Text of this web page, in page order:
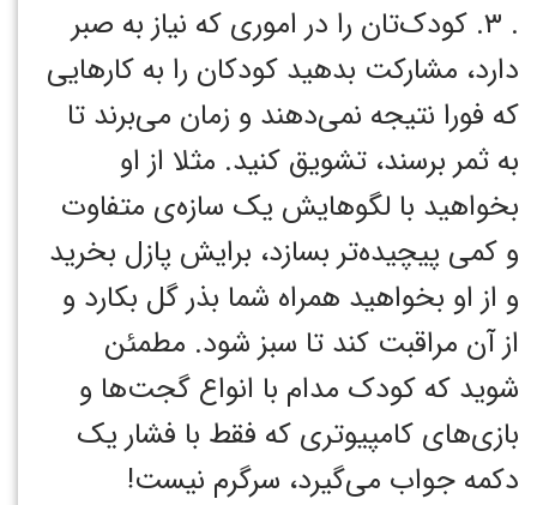
. ۳. کودک‌تان را در اموری که نیاز به صبر
دارد، مشارکت بدهید کودکان را به کارهایی
که فورا نتیجه نمی‌دهند و زمان می‌برند تا
به ثمر برسند، تشویق کنید. مثلا از او
بخواهید با لگوهایش یک سازه‌ی متفاوت
و کمی پیچیده‌تر بسازد، برایش پازل بخرید
و از او بخواهید همراه شما بذر گل بکارد و
از آن مراقبت کند تا سبز شود. مطمئن
شوید که کودک مدام با انواع گجت‌ها و
بازی‌های کامپیوتری که فقط با فشار یک
دکمه جواب می‌گیرد، سرگرم نیست!